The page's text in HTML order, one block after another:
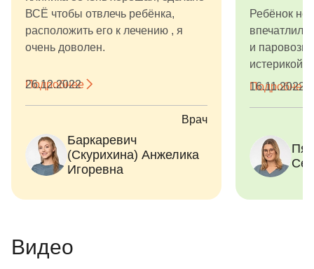
ВСЁ чтобы отвлечь ребёнка,
расположить его к лечению , я
очень доволен.
Подробнее
26.12.2022
Врач
Баркаревич
(Скурихина) Анжелика
Игоревна
Ребёнок не
и
истерикой.
был
Подробнее
16.11.2022
Видео